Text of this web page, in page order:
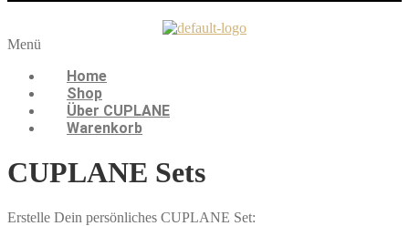
Menü
Home
Shop
Über CUPLANE
Warenkorb
CUPLANE Sets
Erstelle Dein persönliches CUPLANE Set: